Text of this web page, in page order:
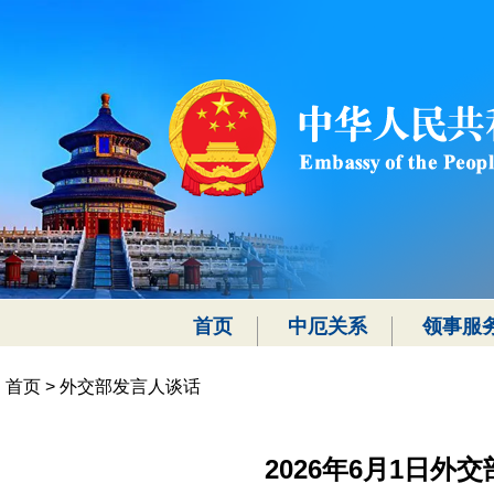
首页 中厄关系 领事服
首页 > 外交部发言人谈话
2026年6月1日外